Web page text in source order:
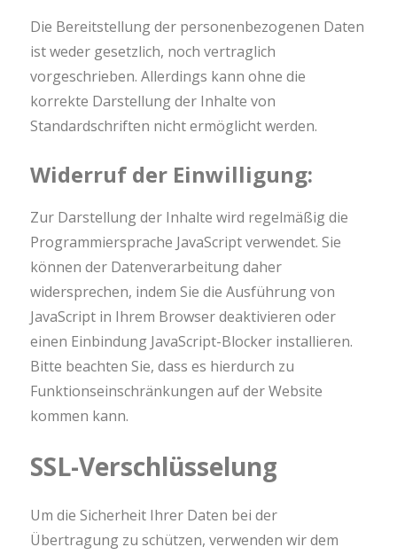
Die Bereitstellung der personenbezogenen Daten
ist weder gesetzlich, noch vertraglich
vorgeschrieben. Allerdings kann ohne die
korrekte Darstellung der Inhalte von
Standardschriften nicht ermöglicht werden.
Widerruf der Einwilligung:
Zur Darstellung der Inhalte wird regelmäßig die
Programmiersprache JavaScript verwendet. Sie
können der Datenverarbeitung daher
widersprechen, indem Sie die Ausführung von
JavaScript in Ihrem Browser deaktivieren oder
einen Einbindung JavaScript-Blocker installieren.
Bitte beachten Sie, dass es hierdurch zu
Funktionseinschränkungen auf der Website
kommen kann.
SSL-Verschlüsselung
Um die Sicherheit Ihrer Daten bei der
Übertragung zu schützen, verwenden wir dem